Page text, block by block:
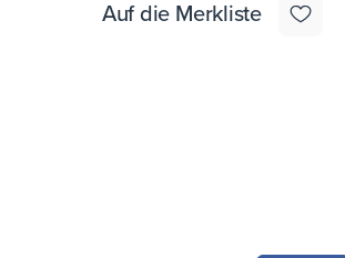
Auf die Merkliste